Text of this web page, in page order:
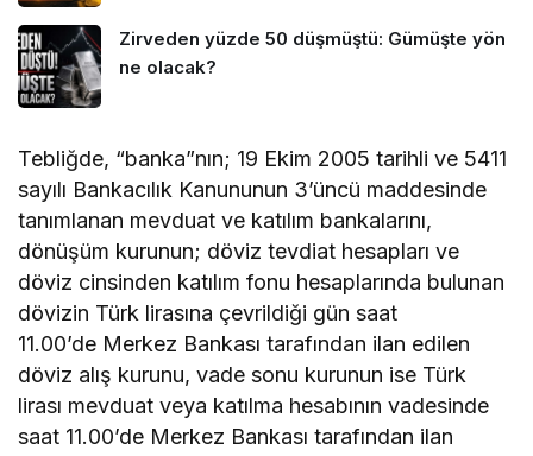
Zirveden yüzde 50 düşmüştü: Gümüşte yön
ne olacak?
Tebliğde, “banka”nın; 19 Ekim 2005 tarihli ve 5411
sayılı Bankacılık Kanununun 3’üncü maddesinde
tanımlanan mevduat ve katılım bankalarını,
dönüşüm kurunun; döviz tevdiat hesapları ve
döviz cinsinden katılım fonu hesaplarında bulunan
dövizin Türk lirasına çevrildiği gün saat
11.00’de Merkez Bankası tarafından ilan edilen
döviz alış kurunu, vade sonu kurunun ise Türk
lirası mevduat veya katılma hesabının vadesinde
saat 11.00’de Merkez Bankası tarafından ilan